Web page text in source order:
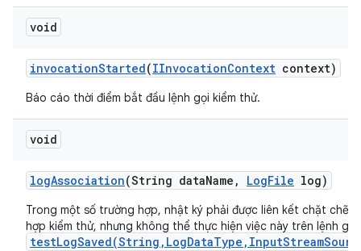
void
invocationStarted(IInvocationContext context)
Báo cáo thời điểm bắt đầu lệnh gọi kiểm thử.
void
logAssociation(String dataName , LogFile log)
Trong một số trường hợp, nhật ký phải được liên kết chặt chẽ
hợp kiểm thử, nhưng không thể thực hiện việc này trên lệnh gọi